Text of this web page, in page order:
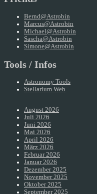
Bernd@Astrobin
Marcus@Astrobin
Michael@Astrobin
Sascha@Astrobin
Simone@Astrobin
Tools / Infos
Astronomy Tools
Stellarium Web
August 2026
Juli 2026
Juni 2026
Mai 2026
April 2026
März 2026
Februar 2026
Januar 2026
Dezember 2025
November 2025
Oktober 2025
September 2025